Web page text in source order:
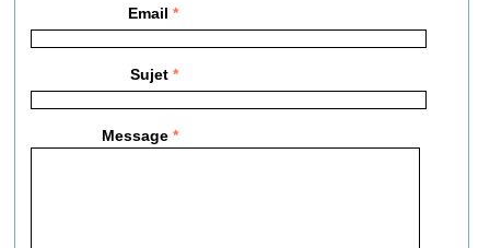
Email*
Sujet*
Message*